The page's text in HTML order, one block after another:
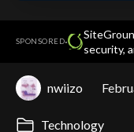
SPONSORED·
security,
nwiizo
Technology